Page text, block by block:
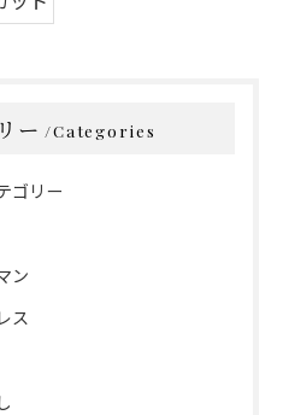
ー Categories
ゴリー
ン
ス